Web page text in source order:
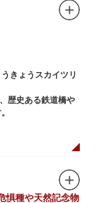
ットです。
れたり、歴史の薫
1日では見てまわ
きょうスカイツリ
歴史ある鉄道橋や
惧種や天然記念物